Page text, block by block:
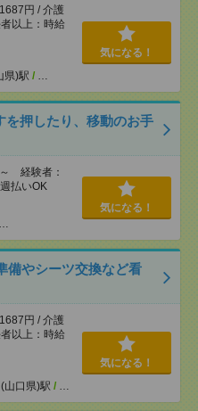
円 / 介護
以上：時給
県)駅 / …
気になる！
を押したり、移動のお手
経験者：
払いOK
…
気になる！
備やシーツ交換など看
円 / 介護
以上：時給
山口県)駅 / …
気になる！